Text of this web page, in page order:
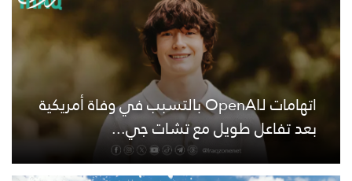
اتهامات لـOpenAI بالتسبب في وفاة أمريكية
بعد تفاعل طويل مع تشات جي...